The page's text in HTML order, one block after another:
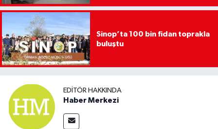
Sinop’ta 100 bin fidan toprakla
buluştu
EDITÖR HAKKINDA
Haber Merkezi